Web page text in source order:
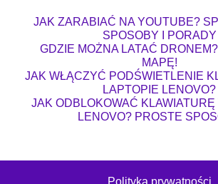
JAK ZARABIAĆ NA YOUTUBE?
SPOSOBY I PORADY
GDZIE MOŻNA LATAĆ
MAPĘ!
JAK WŁĄCZYĆ PODŚWIETLENIE
LAPTOPIE LENOVO?
JAK ODBLOKOWAĆ
LENOVO? PROSTE
Polityka prywatności